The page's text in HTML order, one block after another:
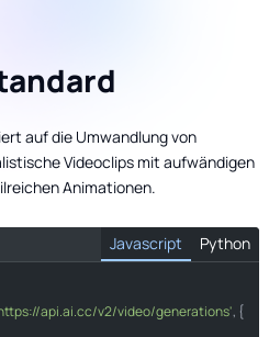
auf die Umwandlung von
Videoclips mit aufwändigen
Animationen.
Javascript Python
api.ai.cc/v2/video/generations', {